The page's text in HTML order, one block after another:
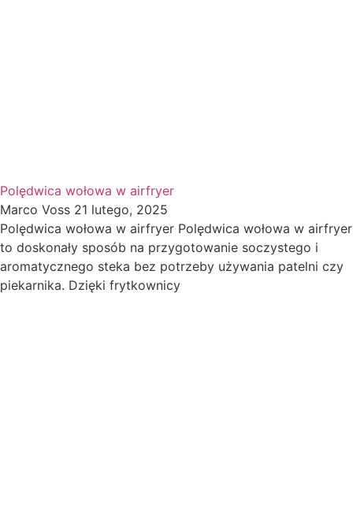
Polędwica wołowa w airfryer
Marco Voss 21 lutego, 2025
Polędwica wołowa w airfryer Polędwica wołowa w airfryer
to doskonały sposób na przygotowanie soczystego i
aromatycznego steka bez potrzeby używania patelni czy
piekarnika. Dzięki frytkownicy